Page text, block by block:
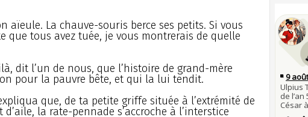
aïeule. La chauve-souris berce ses petits. Si vous
que tous avez tuée, je vous montrerais de quelle
dit l’un de nous, que l’histoire de grand-mère
pour la pauvre bête, et qui la lui tendit.
que, de ta petite griffe située à l’extrémité de
la rate-pennade s’accroche à l’interstice
2
31
les
27